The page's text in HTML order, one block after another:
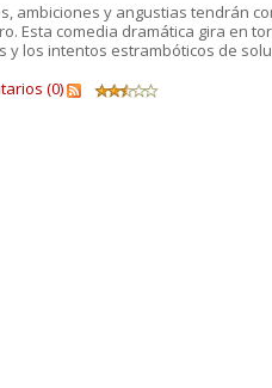
ambiciones y angustias tendrán
Esta comedia dramática gira en
y los intentos estrambóticos de
(0)